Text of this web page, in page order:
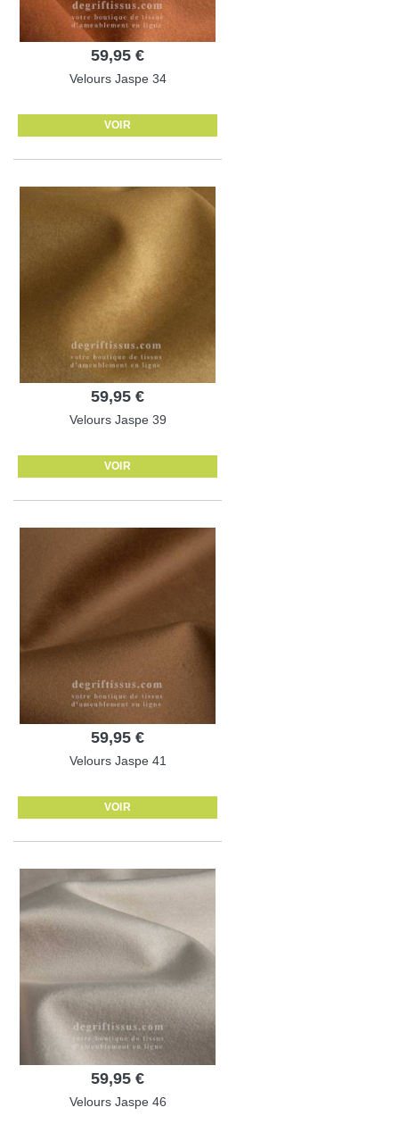
59,95 €
Velours Jaspe 34
VOIR
59,95 €
Velours Jaspe 39
VOIR
59,95 €
Velours Jaspe 41
VOIR
59,95 €
Velours Jaspe 46